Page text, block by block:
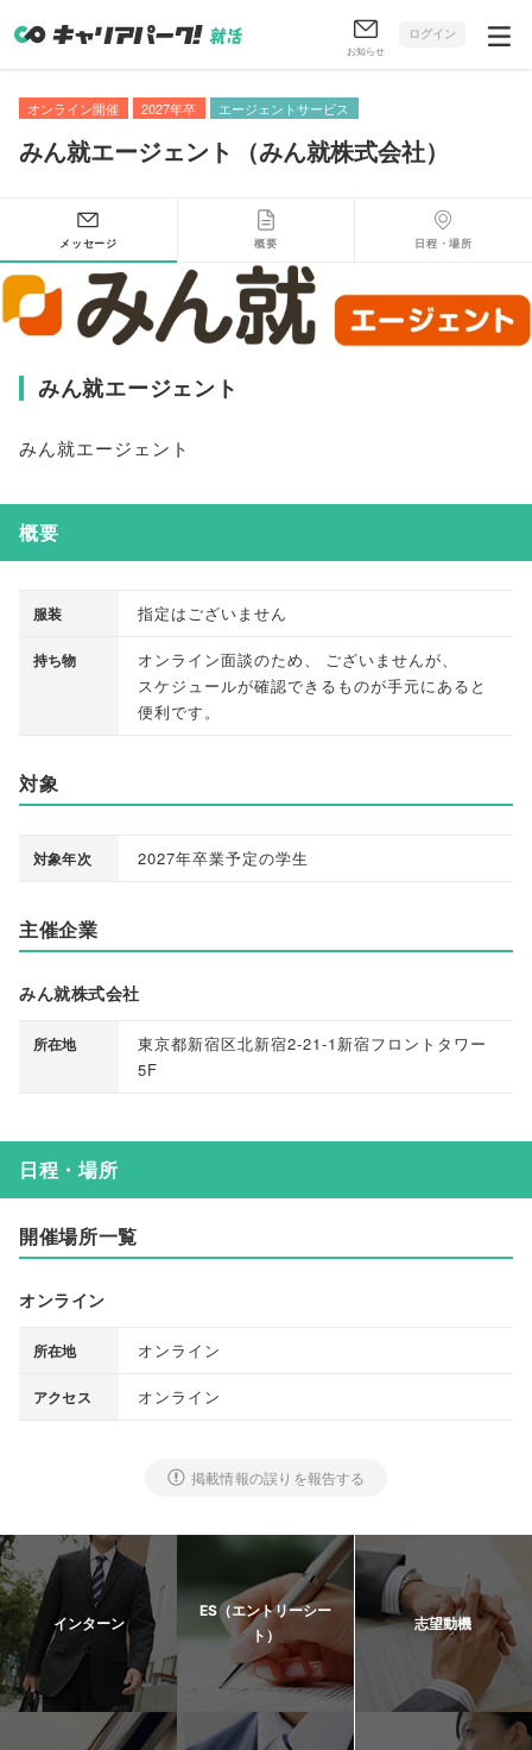
お知らせ
ログイン
オンライン開催 2027年卒 エージェントサービス
みん就エージェント （みん就株式会社）
メッセージ 概要 日程・場所
みん就エージェント
みん就エージェント
概要
服装 指定はございません
持ち物 オンライン面談のため、 ございませんが、
スケジュールが確認できるものが手元にあると
便利です。
対象
対象年次 2027年卒業予定の学生
主催企業
みん就株式会社
所在地
東京都新宿区北新宿2-21-1新宿フロントタワー
5F
日程・場所
開催場所一覧
オンライン
所在地 オンライン
アクセス オンライン
掲載情報の誤りを報告する
インターン
ES（エントリーシー
ト）
志望動機